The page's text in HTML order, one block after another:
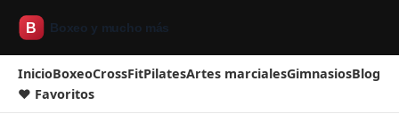
InicioBoxeoCrossFitPilatesArtes marcialesGimnasiosBlog
❤ Favoritos